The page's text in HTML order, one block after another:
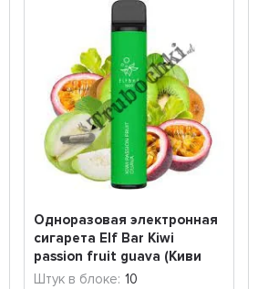
Одноразовая электронная
сигарета Elf Bar Kiwi
passion fruit guava (Киви
мара...
Штук в блоке: 10